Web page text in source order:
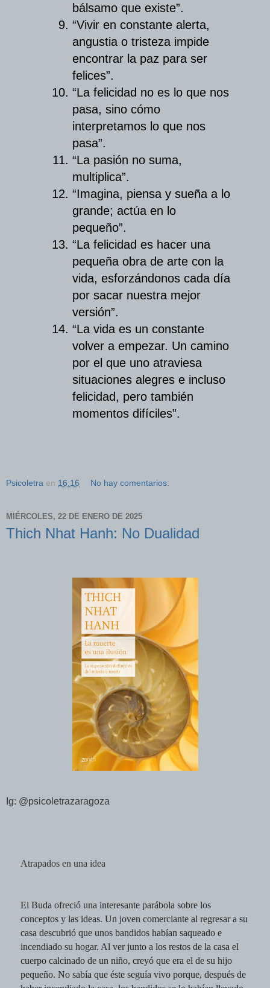
bálsamo que existe”.
“Vivir en constante alerta,
angustia o tristeza impide
encontrar la paz para ser
felices”.
“La felicidad no es lo que nos
pasa, sino cómo
interpretamos lo que nos
pasa”.
“La pasión no suma,
multiplica”.
“Imagina, piensa y sueña a lo
grande; actúa en lo
pequeño”.
“La felicidad es hacer una
pequeña obra de arte con la
vida, esforzándonos cada día
por sacar nuestra mejor
versión”.
“La vida es un constante
volver a empezar. Un camino
por el que uno atraviesa
situaciones alegres e incluso
felicidad, pero también
momentos difíciles”.
Psicoletra en 16:16 No hay comentarios:
MIÉRCOLES, 22 DE ENERO DE 2025
Thich Nhat Hanh: No Dualidad
Ig: @psicoletrazaragoza
Atrapados en una idea
El Buda ofreció una interesante parábola sobre los
conceptos y las ideas. Un joven comerciante al regresar a su
casa descubrió que unos bandidos habían saqueado e
incendiado su hogar. Al ver junto a los restos de la casa el
cuerpo calcinado de un niño, creyó que era el de su hijo
pequeño. No sabía que éste seguía vivo porque, después de